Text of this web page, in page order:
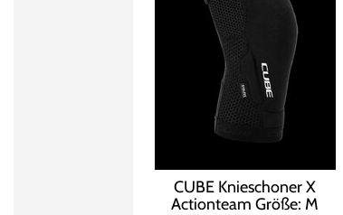
CUBE Knieschoner X
Actionteam Größe: M